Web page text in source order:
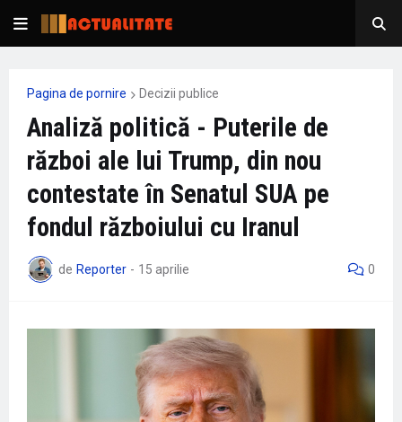
Pagina de pornire Decizii publice
Analiză politică - Puterile de
război ale lui Trump, din nou
contestate în Senatul SUA pe
fondul războiului cu Iranul
de Reporter - 15 aprilie 0